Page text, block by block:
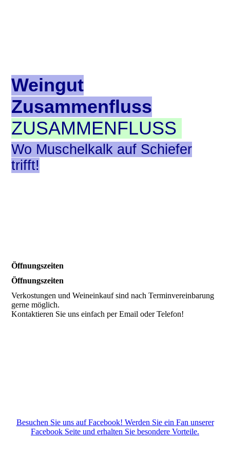
Weingut
Zusammenfluss
ZUSAMMENFLUSS
Wo Muschelkalk auf Schiefer
trifft!
Öffnungszeiten
Öffnungszeiten
Verkostungen und Weineinkauf sind nach Terminvereinbarung
gerne möglich.
Kontaktieren Sie uns einfach per Email oder Telefon!
Besuchen Sie uns auf Facebook! Werden Sie ein Fan unserer
Facebook Seite und erhalten Sie besondere Vorteile.